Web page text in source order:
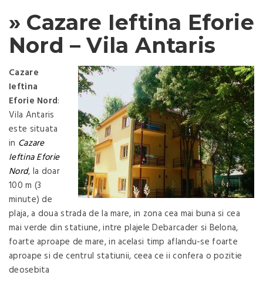
» Cazare Ieftina Eforie
Nord – Vila Antaris
Cazare
Ieftina
Eforie Nord:
Vila Antaris
este situata
in Cazare
Ieftina Eforie
Nord, la doar
100 m (3
minute) de
plaja, a doua strada de la mare, in zona cea mai buna si cea
mai verde din statiune, intre plajele Debarcader si Belona,
foarte aproape de mare, in acelasi timp aflandu-se foarte
aproape si de centrul statiunii, ceea ce ii confera o pozitie
deosebita